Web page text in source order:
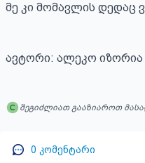
მე კი მომავლის დედაც
ავტორი: ალეკო იზორია
შეგიძლიათ გააზიაროთ
0 კომენტარი